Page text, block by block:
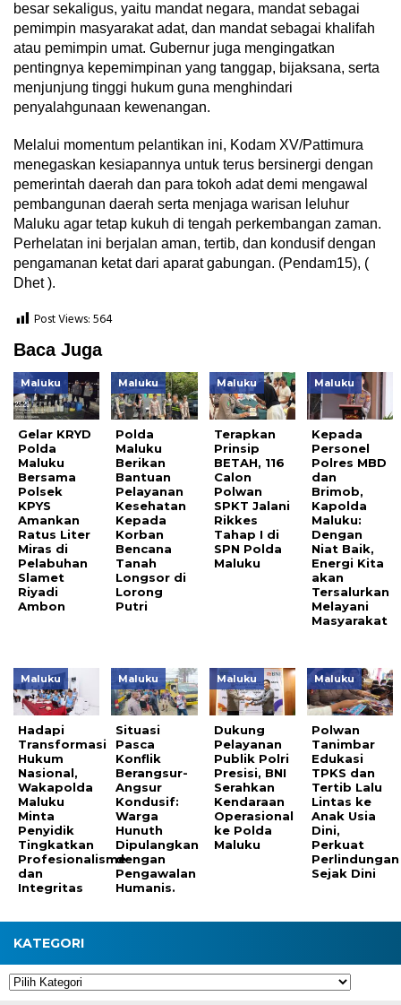
besar sekaligus, yaitu mandat negara, mandat sebagai
pemimpin masyarakat adat, dan mandat sebagai khalifah
atau pemimpin umat. Gubernur juga mengingatkan
pentingnya kepemimpinan yang tanggap, bijaksana, serta
menjunjung tinggi hukum guna menghindari
penyalahgunaan kewenangan.
Melalui momentum pelantikan ini, Kodam XV/Pattimura
menegaskan kesiapannya untuk terus bersinergi dengan
pemerintah daerah dan para tokoh adat demi mengawal
pembangunan daerah serta menjaga warisan leluhur
Maluku agar tetap kukuh di tengah perkembangan zaman.
Perhelatan ini berjalan aman, tertib, dan kondusif dengan
pengamanan ketat dari aparat gabungan. (Pendam15), (
Dhet ).
Post Views:564
Baca Juga
Maluku
Gelar KRYD
Polda
Maluku
Bersama
Polsek
KPYS
Amankan
Ratus Liter
Miras di
Pelabuhan
Slamet
Riyadi
Ambon
Maluku
Polda
Maluku
Berikan
Bantuan
Pelayanan
Kesehatan
Kepada
Korban
Bencana
Tanah
Longsor di
Lorong
Putri
Maluku
Terapkan
Prinsip
BETAH, 116
Calon
Polwan
SPKT Jalani
Rikkes
Tahap I di
SPN Polda
Maluku
Maluku
Kepada
Personel
Polres MBD
dan
Brimob,
Kapolda
Maluku:
Dengan
Niat Baik,
Energi Kita
akan
Tersalurkan
Melayani
Masyarakat
Maluku
Hadapi
Transformasi
Hukum
Nasional,
Wakapolda
Maluku
Minta
Penyidik
Tingkatkan
Profesionalisme
dan
Integritas
Maluku
Situasi
Pasca
Konflik
Berangsur-
Angsur
Kondusif:
Warga
Hunuth
Dipulangkan
dengan
Pengawalan
Humanis.
Maluku
Dukung
Pelayanan
Publik Polri
Presisi, BNI
Serahkan
Kendaraan
Operasional
ke Polda
Maluku
Maluku
Polwan
Tanimbar
Edukasi
TPKS dan
Tertib Lalu
Lintas ke
Anak Usia
Dini,
Perkuat
Perlindungan
Sejak Dini
KATEGORI
Kategori